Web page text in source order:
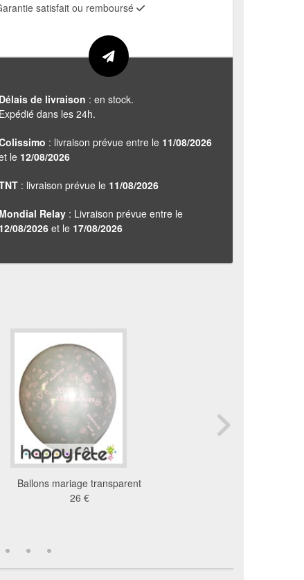
satisfait ou remboursé
Délais de livraison : en stock.
Expédié dans les 24h.
: livraison prévue entre le 11/08/2026
le 12/08/2026
: livraison prévue le 11/08/2026
Mondial Relay : Livraison prévue entre le
12/08/2026 et le 17/08/2026
Ballons mariage transparent
26 €